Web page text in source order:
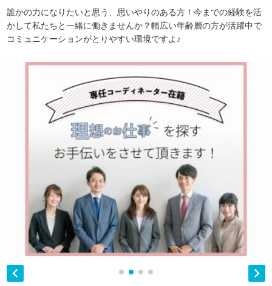
誰かの力になりたいと思う、思いやりのある方！今までの経験を活
かして私たちと一緒に働きませんか？幅広い年齢層の方が活躍中で
コミュニケーションがとりやすい環境ですよ♪
 